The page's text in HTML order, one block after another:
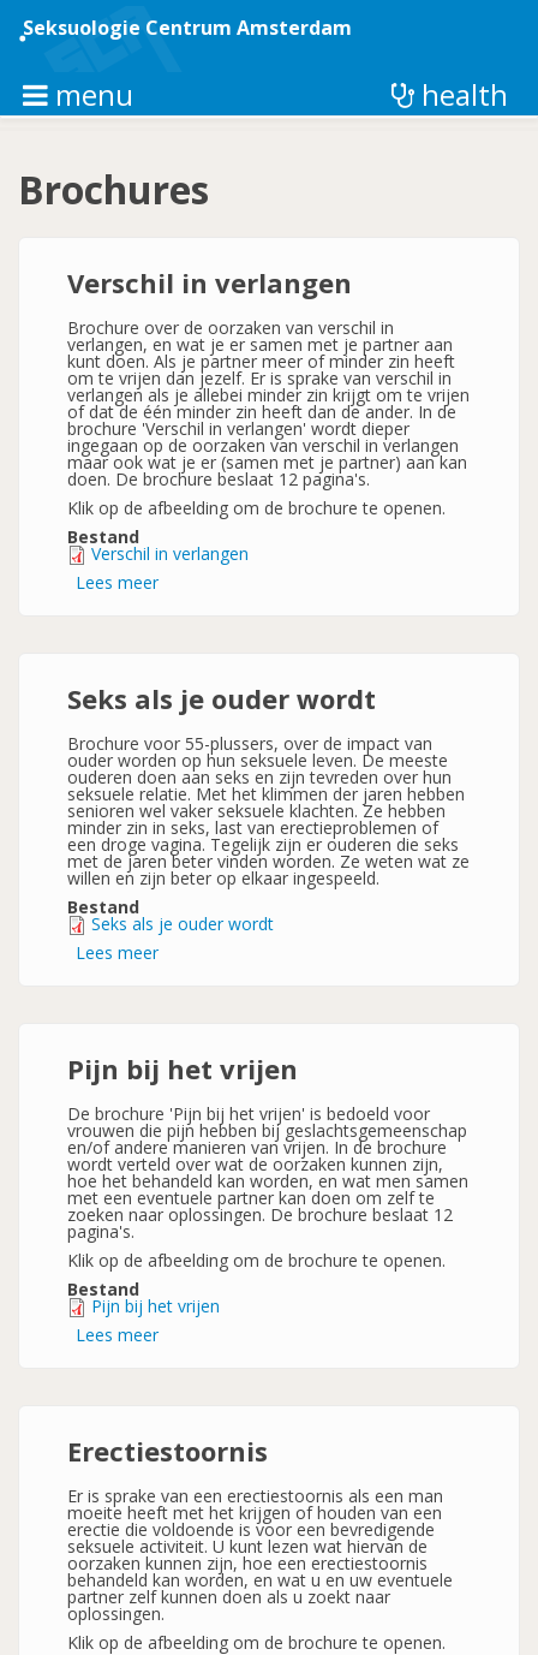
naar
gaan
Seksuologie Centrum Amsterdam
menu health
Brochures
Verschil in verlangen
Brochure over de oorzaken van verschil in
verlangen, en wat je er samen met je partner aan
kunt doen. Als je partner meer of minder zin heeft
om te vrijen dan jezelf. Er is sprake van verschil in
verlangen als je allebei minder zin krijgt om te vrijen
of dat de één minder zin heeft dan de ander. In de
brochure 'Verschil in verlangen' wordt dieper
ingegaan op de oorzaken van verschil in verlangen
maar ook wat je er (samen met je partner) aan kan
doen. De brochure beslaat 12 pagina's.
Klik op de afbeelding om de brochure te openen.
Bestand
Verschil in verlangen
Lees meerover
Seks als je ouder wordt
Brochure voor 55-plussers, over de impact van
ouder worden op hun seksuele leven. De meeste
ouderen doen aan seks en zijn tevreden over hun
seksuele relatie. Met het klimmen der jaren hebben
senioren wel vaker seksuele klachten. Ze hebben
minder zin in seks, last van erectieproblemen of
een droge vagina. Tegelijk zijn er ouderen die seks
met de jaren beter vinden worden. Ze weten wat ze
willen en zijn beter op elkaar ingespeeld.
Bestand
Seks als je ouder wordt
Lees meerover
Pijn bij het vrijen
De brochure 'Pijn bij het vrijen' is bedoeld voor
vrouwen die pijn hebben bij geslachtsgemeenschap
en/of andere manieren van vrijen. In de brochure
wordt verteld over wat de oorzaken kunnen zijn,
hoe het behandeld kan worden, en wat men samen
met een eventuele partner kan doen om zelf te
zoeken naar oplossingen. De brochure beslaat 12
pagina's.
Klik op de afbeelding om de brochure te openen.
Bestand
Pijn bij het vrijen
Lees meerover
Erectiestoornis
Er is sprake van een erectiestoornis als een man
moeite heeft met het krijgen of houden van een
erectie die voldoende is voor een bevredigende
seksuele activiteit. U kunt lezen wat hiervan de
oorzaken kunnen zijn, hoe een erectiestoornis
behandeld kan worden, en wat u en uw eventuele
partner zelf kunnen doen als u zoekt naar
oplossingen.
Klik op de afbeelding om de brochure te openen.